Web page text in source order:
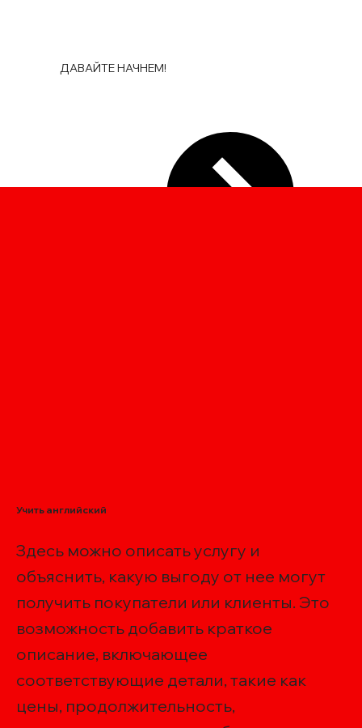
ДАВАЙТЕ НАЧНЕМ!
Учить английский
Здесь можно описать услугу и
объяснить, какую выгоду от нее могут
получить покупатели или клиенты. Это
возможность добавить краткое
описание, включающее
соответствующие детали, такие как
цены, продолжительность,